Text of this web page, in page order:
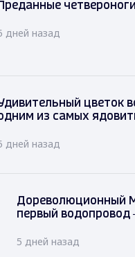
Преданные
дней назад
цветок
из самых
дней назад
Дореволюционный
первый
5 дней назад